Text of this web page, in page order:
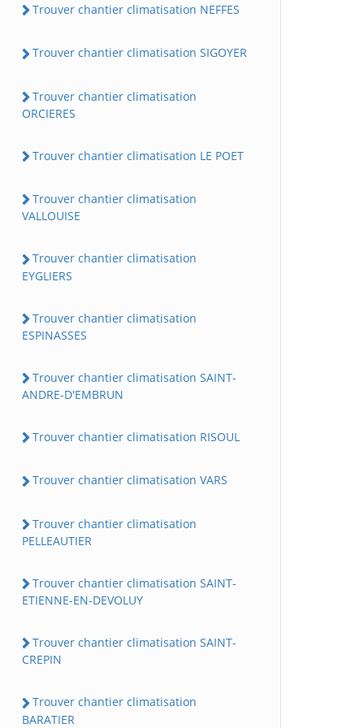
Trouver chantier climatisation NEFFES
Trouver chantier climatisation SIGOYER
Trouver chantier climatisation
ORCIERES
Trouver chantier climatisation LE POET
Trouver chantier climatisation
VALLOUISE
Trouver chantier climatisation
EYGLIERS
Trouver chantier climatisation
ESPINASSES
Trouver chantier climatisation SAINT-
ANDRE-D'EMBRUN
Trouver chantier climatisation RISOUL
Trouver chantier climatisation VARS
Trouver chantier climatisation
PELLEAUTIER
Trouver chantier climatisation SAINT-
ETIENNE-EN-DEVOLUY
Trouver chantier climatisation SAINT-
CREPIN
Trouver chantier climatisation
BARATIER